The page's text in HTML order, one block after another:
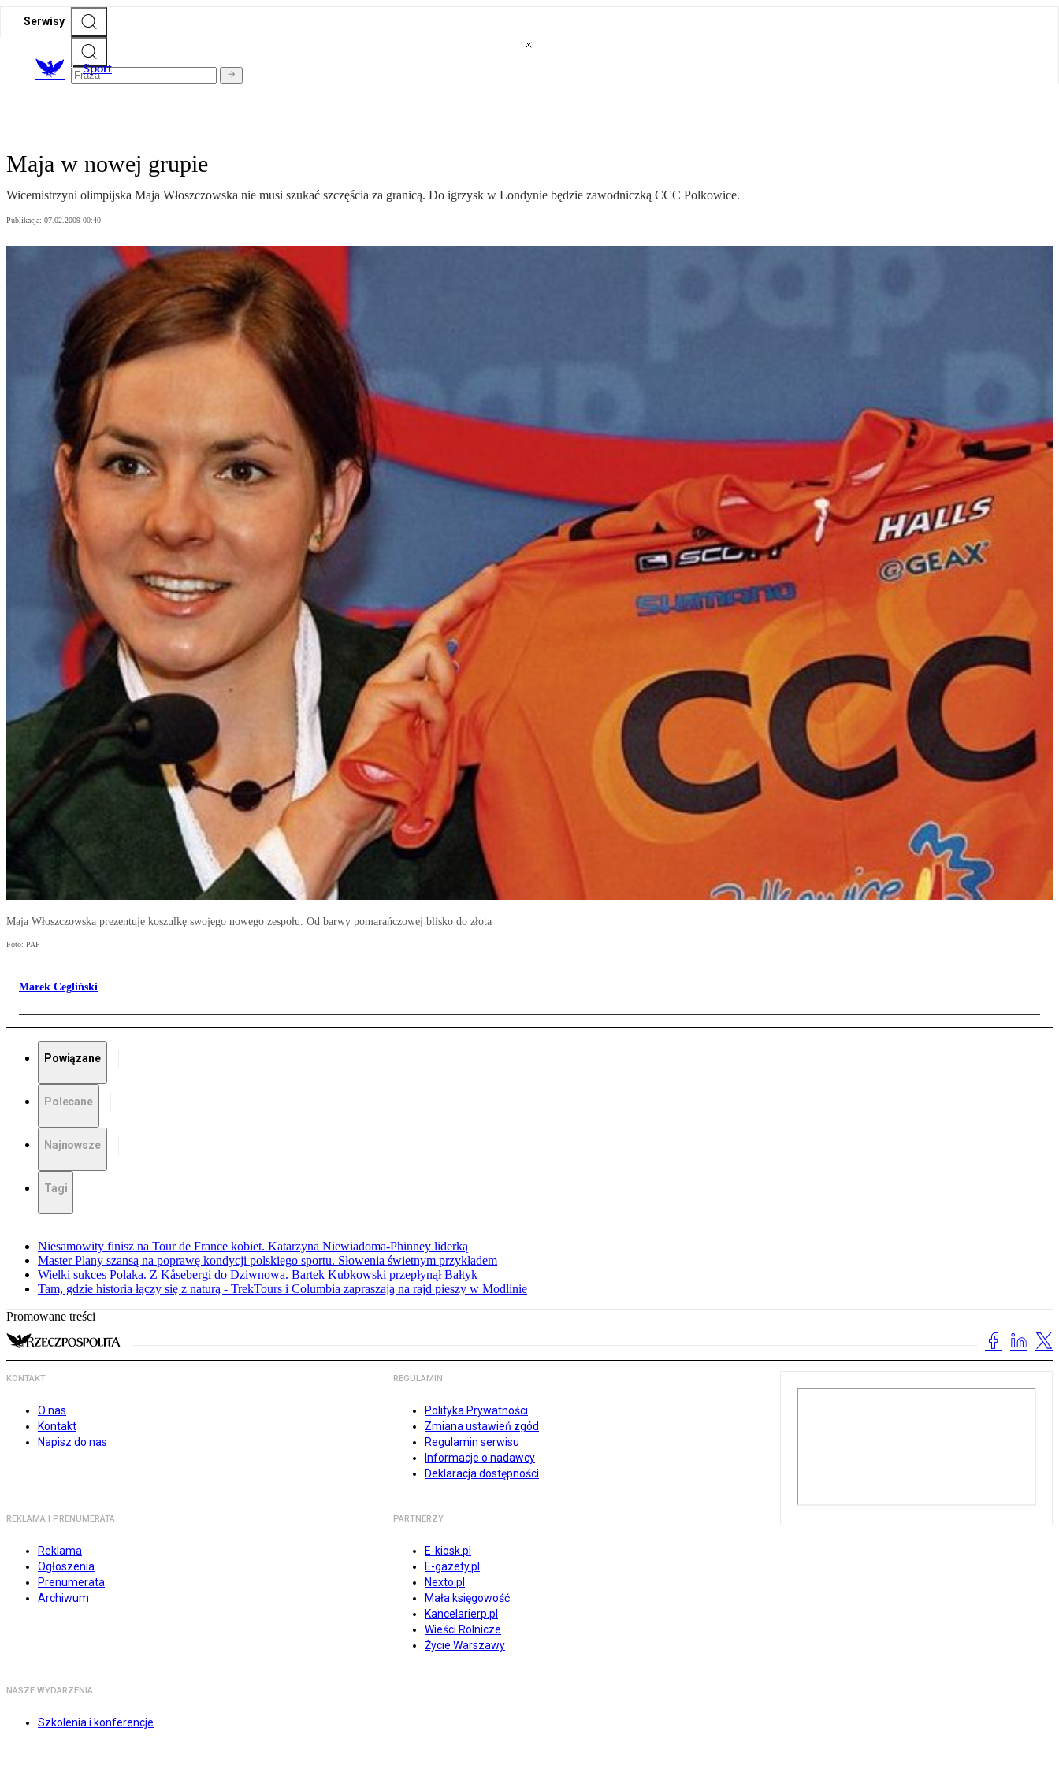
Serwisy
Sport
Maja w nowej grupie
Wicemistrzyni olimpijska Maja Włoszczowska nie musi szukać szczęścia za granicą. Do igrzysk w Londynie będzie zawodniczką CCC Polkowice.
Publikacja: 07.02.2009 00:40
Maja Włoszczowska prezentuje koszulkę swojego nowego zespołu. Od barwy pomarańczowej blisko do złota
Foto: PAP
Marek Cegliński
Powiązane
Polecane
Najnowsze
Tagi
Niesamowity finisz na Tour de France kobiet. Katarzyna Niewiadoma-Phinney liderką
Master Plany szansą na poprawę kondycji polskiego sportu. Słowenia świetnym przykładem
Wielki sukces Polaka. Z Kåsebergi do Dziwnowa. Bartek Kubkowski przepłynął Bałtyk
Tam, gdzie historia łączy się z naturą - TrekTours i Columbia zapraszają na rajd pieszy w Modlinie
Promowane treści
KONTAKT
O nas
Kontakt
Napisz do nas
REGULAMIN
Polityka Prywatności
Zmiana ustawień zgód
Regulamin serwisu
Informacje o nadawcy
Deklaracja dostępności
REKLAMA I PRENUMERATA
Reklama
Ogłoszenia
Prenumerata
Archiwum
PARTNERZY
E-kiosk.pl
E-gazety.pl
Nexto.pl
Mała księgowość
Kancelarierp.pl
Wieści Rolnicze
Życie Warszawy
NASZE WYDARZENIA
Szkolenia i konferencje